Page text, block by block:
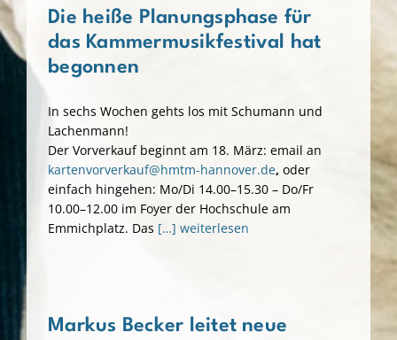
Die heiße Planungsphase für
das Kammermusikfestival hat
begonnen
In sechs Wochen gehts los mit Schumann und
Lachenmann!
Der Vorverkauf beginnt am 18. März: email an
kartenvorverkauf@hmtm-hannover.de, oder
einfach hingehen: Mo/Di 14.00–15.30 – Do/Fr
10.00–12.00 im Foyer der Hochschule am
Emmichplatz. Das […] weiterlesen
Markus Becker leitet neue